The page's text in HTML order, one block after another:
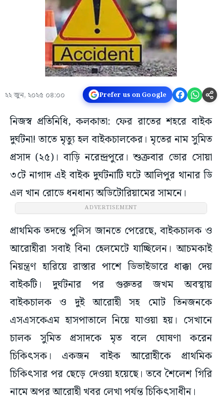
২২ জুন, ২০২৫ ০৪:০০ Prefer us on Google
নিজস্ব প্রতিনিধি, কলকাতা: ফের রাতের শহরে বাইক
দুর্ঘটনা! তাতে মৃত্যু হল বাইকচালকের। মৃতের নাম সুমিত
প্রসাদ (২৫)। বাড়ি নরেন্দ্রপুরে। শুক্রবার ভোর সোয়া
৩টে নাগাদ এই বাইক দুর্ঘটনাটি ঘটে আলিপুর থানার ডি
এল খান রোডে ধনধান্য অডিটোরিয়ামের সামনে।
ADVERTISEMENT
প্রাথমিক তদন্তে পুলিস জানতে পেরেছে, বাইকচালক ও
আরোহীরা সবাই বিনা হেলমেটে যাচ্ছিলেন। আচমকাই
নিয়ন্ত্রণ হারিয়ে রাস্তার পাশে ডিভাইডারে ধাক্কা দেয়
বাইকটি। দুর্ঘটনার পর গুরুতর জখম অবস্থায়
বাইকচালক ও দুই আরোহী সহ মোট তিনজনকে
এসএসকেএম হাসপাতালে নিয়ে যাওয়া হয়। সেখানে
চালক সুমিত প্রসাদকে মৃত বলে ঘোষণা করেন
চিকিৎসক। একজন বাইক আরোহীকে প্রাথমিক
চিকিৎসার পর ছেড়ে দেওয়া হয়েছে। তবে শৈলেশ গিরি
নামে অপর আরোহী খবর লেখা পর্যন্ত চিকিৎসাধীন।